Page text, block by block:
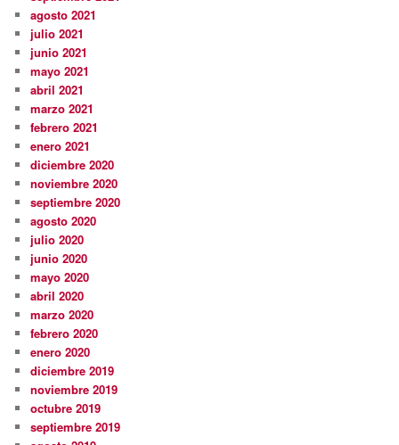
agosto 2021
julio 2021
junio 2021
mayo 2021
abril 2021
marzo 2021
febrero 2021
enero 2021
diciembre 2020
noviembre 2020
septiembre 2020
agosto 2020
julio 2020
junio 2020
mayo 2020
abril 2020
marzo 2020
febrero 2020
enero 2020
diciembre 2019
noviembre 2019
octubre 2019
septiembre 2019